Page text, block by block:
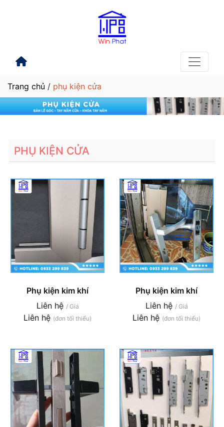
Trang chủ / phụ kiện cửa
PHỤ KIỆN CỬA
Phụ kiện kim khí
Liên hệ / Giá
Liên hệ (đơn tối thiểu)
Phụ kiện kim khí
Liên hệ / Giá
Liên hệ (đơn tối thiểu)